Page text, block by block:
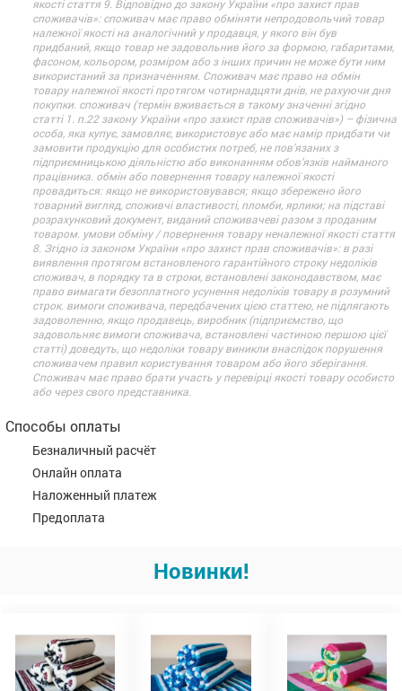
якості стаття 9. Відповідно до закону України «про захист прав
споживачів»: споживач має право обміняти непродовольчий товар
належної якості на аналогічний у продавця, у якого він був
придбаний, якщо товар не задовольнив його за формою, габаритами,
фасоном, кольором, розміром або з інших причин не може бути ним
використаний за призначенням. Споживач має право на обмін
товару належної якості протягом чотирнадцяти днів, не рахуючи дня
покупки. споживач (термін вживається в такому значенні згідно
статті 1. п.22 закону України «про захист прав споживачів») – фізична
особа, яка купує, замовляє, використовує або має намір придбати чи
замовити продукцію для особистих потреб, не пов’язаних з
підприємницькою діяльністю або виконанням обов’язків найманого
працівника. обмін або повернення товару належної якості
провадиться: якщо не використовувався; якщо збережено його
товарний вигляд, споживчі властивості, пломби, ярлики; на підставі
розрахунковий документ, виданий споживачеві разом з проданим
товаром. умови обміну / повернення товару неналежної якості стаття
8. Згідно із законом України «про захист прав споживачів»: в разі
виявлення протягом встановленого гарантійного строку недоліків
споживач, в порядку та в строки, встановлені законодавством, має
право вимагати безоплатного усунення недоліків товару в розумний
строк. вимоги споживача, передбачених цією статтею, не підлягають
задоволенню, якщо продавець, виробник (підприємство, що
задовольняє вимоги споживача, встановлені частиною першою цієї
статті) доведуть, що недоліки товару виникли внаслідок порушення
споживачем правил користування товаром або його зберігання.
Споживач має право брати участь у перевірці якості товару особисто
або через свого представника.
Способы оплаты
Безналичный расчёт
Онлайн оплата
Наложенный платеж
Предоплата
Новинки!